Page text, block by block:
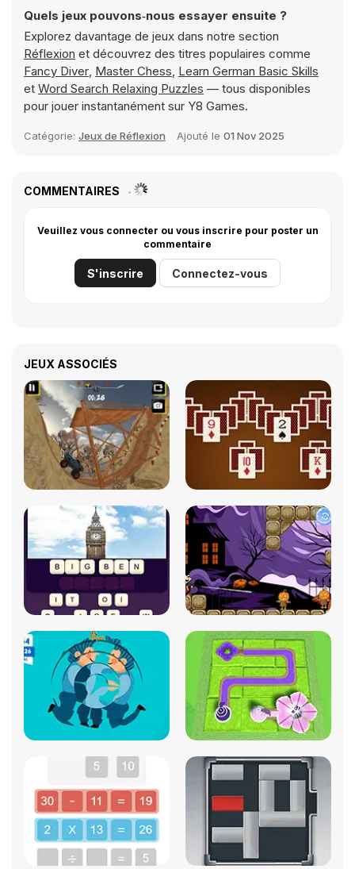
Quels jeux pouvons‑nous essayer ensuite ?
Explorez davantage de jeux dans notre section
Réflexion et découvrez des titres populaires comme
Fancy Diver, Master Chess, Learn German Basic Skills
et Word Search Relaxing Puzzles — tous disponibles
pour jouer instantanément sur Y8 Games.
Catégorie: Jeux de Réflexion Ajouté le 01 Nov 2025
COMMENTAIRES
Veuillez vous connecter ou vous inscrire pour poster un
commentaire
S'inscrire Connectez-vous
JEUX ASSOCIÉS